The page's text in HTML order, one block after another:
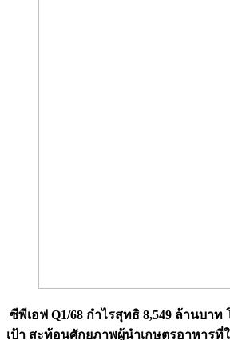
ซีพีเอฟ Q1/68 กำไรสุทธิ 8,549 ล้านบาท
เป้า สะท้อนศักยภาพผู้นำเกษตรอาหาร